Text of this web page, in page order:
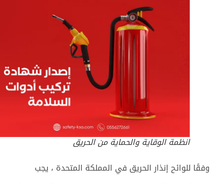
انظمة الوقاية والحماية من الحريق
وفقًا للوائح إنذار الحريق في المملكة المتحدة ، يجب